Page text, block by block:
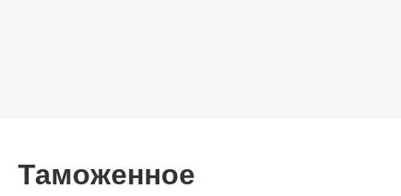
Таможенное